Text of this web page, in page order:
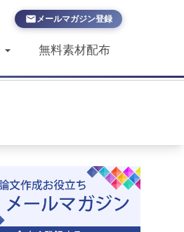
メールマガジン登録
無料素材配布